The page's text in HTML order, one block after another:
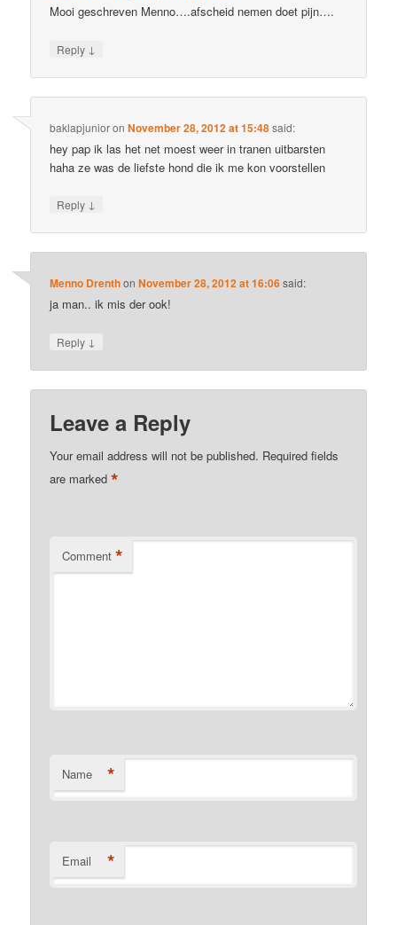
Mooi geschreven Menno….afscheid nemen doet pijn….
Reply ↓
baklapjunioronNovember 28, 2012 at 15:48said:
hey pap ik las het net moest weer in tranen uitbarsten
haha ze was de liefste hond die ik me kon voorstellen
Reply ↓
Menno DrenthonNovember 28, 2012 at 16:06said:
ja man.. ik mis der ook!
Reply ↓
Leave a Reply
Your email address will not be published. Required fields
are marked*
Comment *
Name *
Email *